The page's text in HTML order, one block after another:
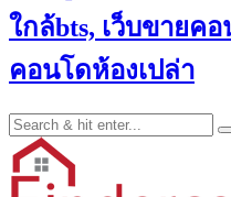
ใกล้bts, เว็บขายค
คอนโดห้องเปล่า